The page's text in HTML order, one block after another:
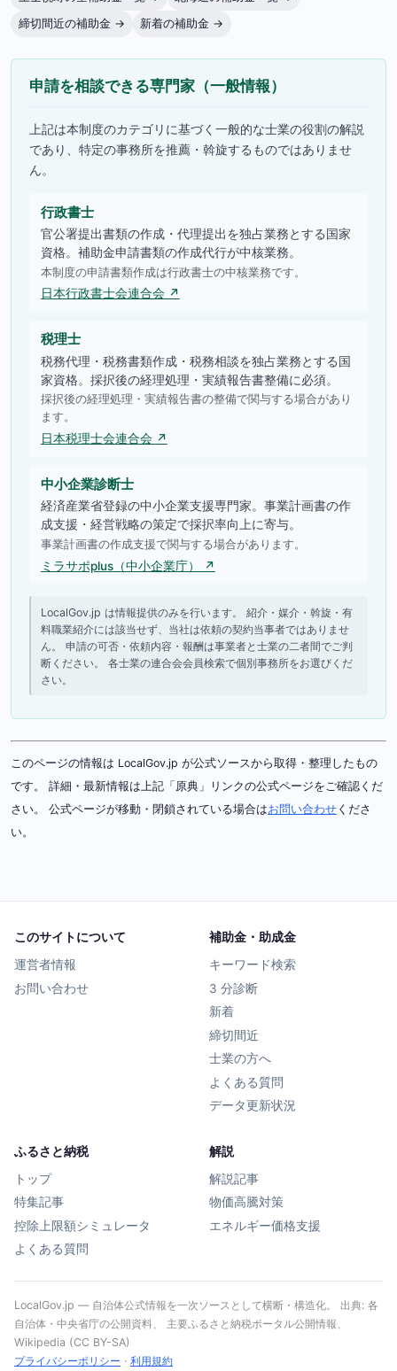
締切間近の補助金 →
新着の補助金 →
申請を相談できる専門家（一般情報）
上記は本制度のカテゴリに基づく一般的な士業の役割の解説
であり、特定の事務所を推薦・斡旋するものではありませ
ん。
行政書士
官公署提出書類の作成・代理提出を独占業務とする国家
資格。補助金申請書類の作成代行が中核業務。
本制度の申請書類作成は行政書士の中核業務です。
日本行政書士会連合会 ↗
税理士
税務代理・税務書類作成・税務相談を独占業務とする国
家資格。採択後の経理処理・実績報告書整備に必須。
採択後の経理処理・実績報告書の整備で関与する場合があり
ます。
日本税理士会連合会 ↗
中小企業診断士
経済産業省登録の中小企業支援専門家。事業計画書の作
成支援・経営戦略の策定で採択率向上に寄与。
事業計画書の作成支援で関与する場合があります。
ミラサポplus（中小企業庁） ↗
LocalGov.jp は情報提供のみを行います。 紹介・媒介・斡旋・有
料職業紹介には該当せず、当社は依頼の契約当事者ではありませ
ん。 申請の可否・依頼内容・報酬は事業者と士業の二者間でご判
断ください。 各士業の連合会会員検索で個別事務所をお選びくだ
さい。
このページの情報は LocalGov.jp が公式ソースから取得・整理したもの
です。 詳細・最新情報は上記「原典」リンクの公式ページをご確認くだ
さい。 公式ページが移動・閉鎖されている場合はお問い合わせ くださ
い。
このサイトについて
運営者情報
お問い合わせ
補助金・助成金
キーワード検索
3 分診断
新着
締切間近
士業の方へ
よくある質問
データ更新状況
ふるさと納税
トップ
特集記事
控除上限額シミュレータ
よくある質問
解説
解説記事
物価高騰対策
エネルギー価格支援
LocalGov.jp — 自治体公式情報を一次ソースとして横断・構造化。 出典: 各
自治体・中央省庁の公開資料、 主要ふるさと納税ポータル公開情報、
Wikipedia (CC BY-SA)
プライバシーポリシー · 利用規約